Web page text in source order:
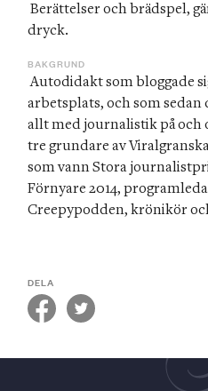
dryck.
BAKGRUND
Autodidakt som bloggade sig till sin första
arbetsplats, och som
allt med journalistik på och
tre grundare av
som vann Stora
Förnyare 2014,
Creepypodden, krönikör
DELA